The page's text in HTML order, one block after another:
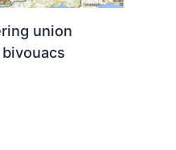
union